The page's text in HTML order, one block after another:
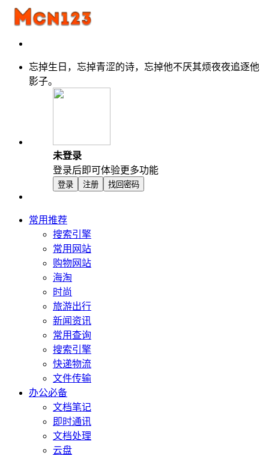
忘掉生日，忘掉青涩的诗，忘掉他不厌其烦夜夜追逐他
影子。
未登录
登录后即可体验更多功能
登录 注册 找回密码
常用推荐
搜索引擎
常用网站
购物网站
海淘
时尚
旅游出行
新闻资讯
常用查询
搜索引擎
快递物流
文件传输
办公必备
文档笔记
即时通讯
文档处理
云盘